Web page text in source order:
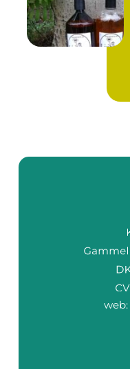
web: